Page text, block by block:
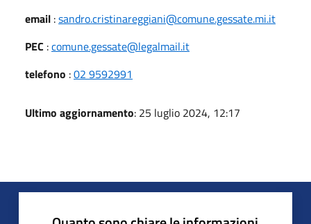
email :sandro.cristinareggiani@comune.gessate.mi.it
PEC :comune.gessate@legalmail.it
telefono :02 9592991
Ultimo aggiornamento: 25 luglio 2024, 12:17